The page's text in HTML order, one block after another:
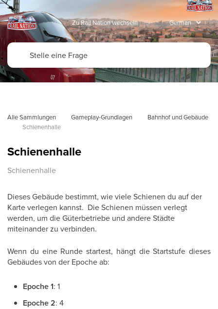
Zu Rail Nation wechseln
Alle Sammlungen Gameplay-Grundlagen
Bahnhof und Gebäude
Schienenhalle
Schienenhalle
Schienenhalle
Dieses Gebäude bestimmt, wie viele Schienen du auf der
Karte verlegen kannst. Die Schienen müssen verlegt
werden, um die Güterbetriebe und andere Städte
miteinander zu verbinden.
Wenn du eine Runde startest, hängt die Startstufe dieses
Gebäudes von der Epoche ab:
Epoche 1: 1
Epoche 2: 4